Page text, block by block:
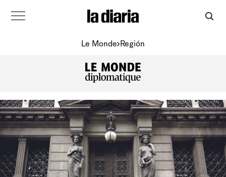
Le Monde Región